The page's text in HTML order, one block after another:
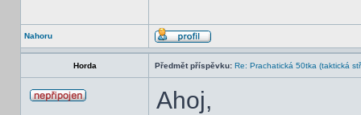
Nahoru
Horda Předmět příspěvku: Re: Prachatická 50tka (taktická
Ahoj,